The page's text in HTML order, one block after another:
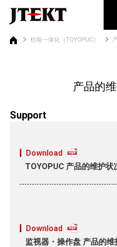
机电一体化（TOYOPUC）
产品的
Support
Download
TOYOPUC 产品的维护状
Download
监视器・操作盘 产品的维